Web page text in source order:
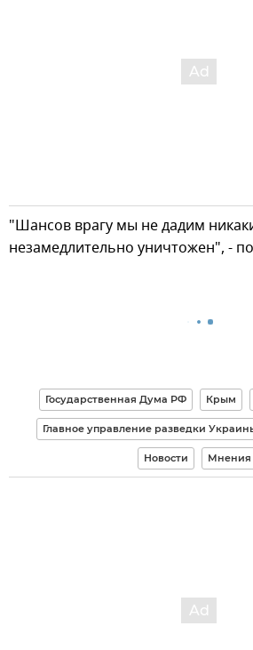
"Шансов врагу мы не дадим
незамедлительно уничтожен", -
Государственная Дума РФ Крым
Главное управление разведки
Новости Мнения